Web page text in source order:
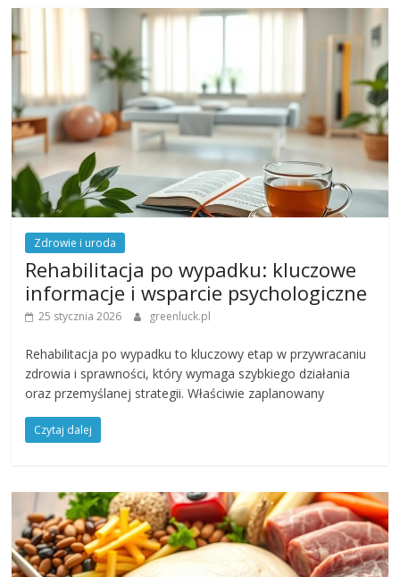
Zdrowie i uroda
Rehabilitacja po wypadku: kluczowe
informacje i wsparcie psychologiczne
25 stycznia 2026 greenluck.pl
Rehabilitacja po wypadku to kluczowy etap w przywracaniu
zdrowia i sprawności, który wymaga szybkiego działania
oraz przemyślanej strategii. Właściwie zaplanowany
Czytaj dalej